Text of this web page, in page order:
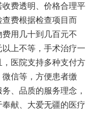
费透明、价格合理平
费根据检查项目而
用几十到几百元不
上不等，手术治疗一
医院支持多种支付方
信等，方便患者缴
、品质的服务理念，
献、大爱无疆的医疗